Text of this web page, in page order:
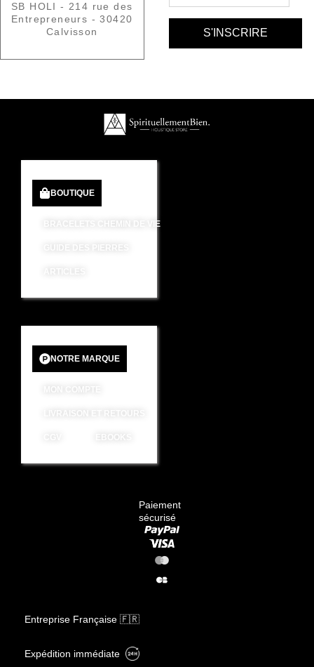
SB HOLI - 214 rue des
Entrepreneurs - 30420
Calvisson
BOUTIQUE
BRACELETS CHEMIN DE VIE
GUIDE DES PIERRES
NOTRE MARQUE
MON COMPTE
EBOOKS
Paiement
sécurisé
Expédition immédiate
Entreprise Française 🇫🇷